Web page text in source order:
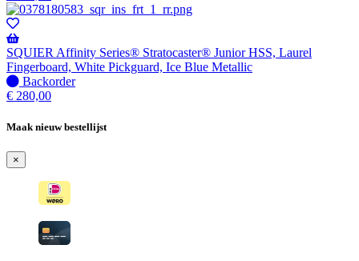
voorraad
-
Wordt
verzonden
wanneer
beschikbaar
SQUIER Affinity Series® Stratocaster® Junior HSS, Laurel
Fingerboard, White Pickguard, Ice Blue Metallic
Niet
op
-
verzonden
wanneer
beschikbaar
Backorder
€ 280,00
Maak nieuw bestellijst
×